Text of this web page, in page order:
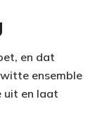
en dat
ensemble
uit en laat